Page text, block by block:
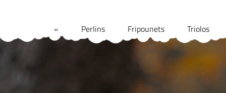
« Perlins Fripounets Triolos